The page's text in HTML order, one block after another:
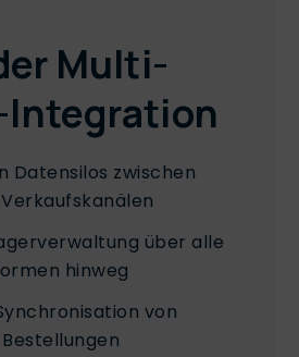
Multi-
Datensilos zwischen
über alle
hinweg
von